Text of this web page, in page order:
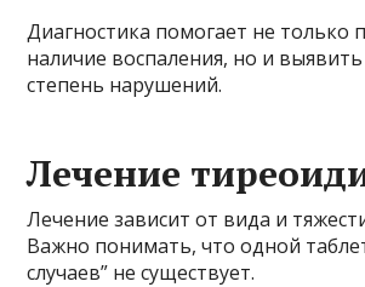
Диагностика помогает не только
наличие воспаления, но и
степень нарушений.
Лечение
Лечение зависит от вида и
Важно понимать, что одной
случаев” не существует.